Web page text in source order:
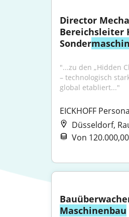
Director
Bereichsleiter
Sonder
"...zu den „Hidden
– technologisch
global etabliert..."
EICKHOFF
Düsseldorf,
Von
Maschinenbau